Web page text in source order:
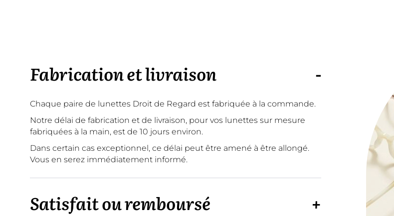
Fabrication et livraison
Chaque paire de lunettes Droit de Regard est fabriquée à la commande.
Notre délai de fabrication et de livraison, pour vos lunettes sur mesure
fabriquées à la main, est de 10 jours environ.
Dans certain cas exceptionnel, ce délai peut être amené à être allongé.
Vous en serez immédiatement informé.
Satisfait ou remboursé